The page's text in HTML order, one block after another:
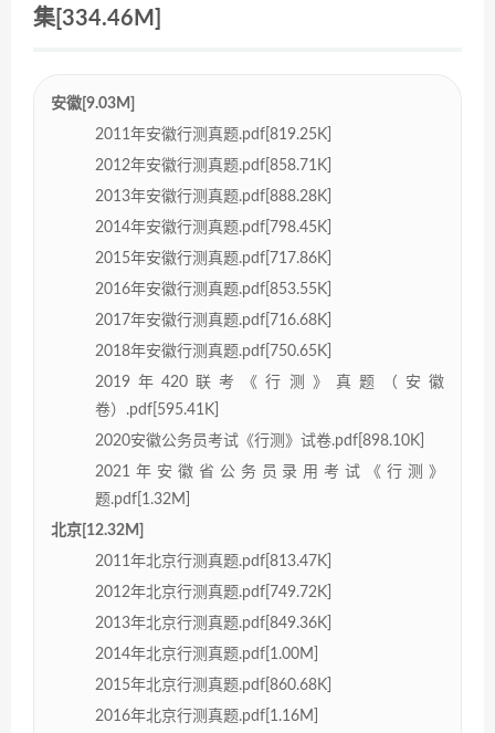
集[334.46M]
安徽[9.03M]
2011年安徽行测真题.pdf[819.25K]
2012年安徽行测真题.pdf[858.71K]
2013年安徽行测真题.pdf[888.28K]
2014年安徽行测真题.pdf[798.45K]
2015年安徽行测真题.pdf[717.86K]
2016年安徽行测真题.pdf[853.55K]
2017年安徽行测真题.pdf[716.68K]
2018年安徽行测真题.pdf[750.65K]
2019年420联考《行测》真题（安徽
卷）.pdf[595.41K]
2020安徽公务员考试《行测》试卷.pdf[898.10K]
2021年安徽省公务员录用考试《行测》
题.pdf[1.32M]
北京[12.32M]
2011年北京行测真题.pdf[813.47K]
2012年北京行测真题.pdf[749.72K]
2013年北京行测真题.pdf[849.36K]
2014年北京行测真题.pdf[1.00M]
2015年北京行测真题.pdf[860.68K]
2016年北京行测真题.pdf[1.16M]